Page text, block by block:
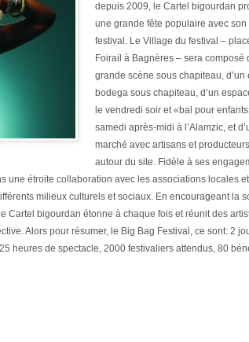
depuis 2009, le Cartel bigourdan
une grande fête populaire avec son
festival. Le Village du festival –
Foirail à Bagnères – sera composé
grande scène sous chapiteau, d’un
bodega sous chapiteau, d’un
le vendredi soir et «bal pour
samedi après-midi à l’Alamzic, et
marché avec artisans et
autour du site. Fidèle à ses
une étroite collaboration avec les associations locales
milieux culturels et sociaux. En encourageant la
Cartel bigourdan étonne à chaque fois et réunit des
Alors pour résumer, le Big Bag Festival, ce sont: 2
heures de spectacle, 2000 festivaliers attendus, 80